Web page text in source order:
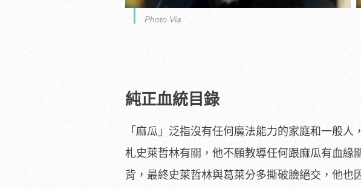
Photo Via
純正血統目錄
「麻瓜」泛指沒有任何魔法能力的家庭和一般
札史萊哲林有關，他不願教導任何跟麻瓜有血
背，最終史萊哲林與葛萊分多撕破臉絕交，他也